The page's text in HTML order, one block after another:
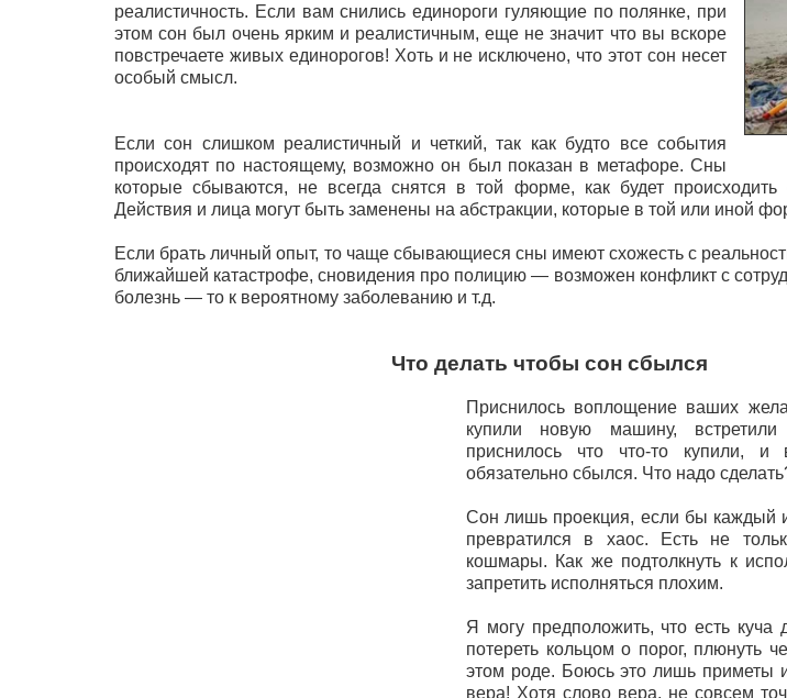
реалистичность. Если вам снились единороги гуляющие по полянке, при
этом сон был очень ярким и реалистичным, еще не значит что вы вскоре
повстречаете живых единорогов! Хоть и не исключено, что этот сон несет
особый смысл.
Если сон слишком реалистичный и четкий, так как будто все события
происходят по настоящему, возможно он был показан в метафоре. Сны
которые сбываются, не всегда снятся в той форме, как будет происходить
Действия и лица могут быть заменены на абстракции, которые в той или иной
Если брать личный опыт, то чаще сбывающиеся сны имеют схожесть с
ближайшей катастрофе, сновидения про полицию — возможен конфликт с
болезнь — то к вероятному заболеванию и т.д.
Что делать чтобы сон сбылся
Приснилось воплощение ваших
купили новую машину,
приснилось что что-то купили,
обязательно сбылся. Что надо
Сон лишь проекция, если бы каждый
превратился в хаос. Есть не
кошмары. Как же подтолкнуть к
запретить исполняться плохим.
Я могу предположить, что есть куча
потереть кольцом о порог, плюнуть
этом роде. Боюсь это лишь приметы
вера! Хотя слово вера, не совсем